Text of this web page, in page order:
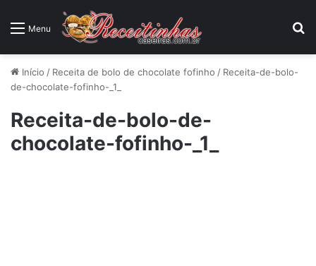
Menu
Início / Receita de bolo de chocolate fofinho / Receita-de-bolo-
de-chocolate-fofinho-_1_
Receita-de-bolo-de-
chocolate-fofinho-_1_